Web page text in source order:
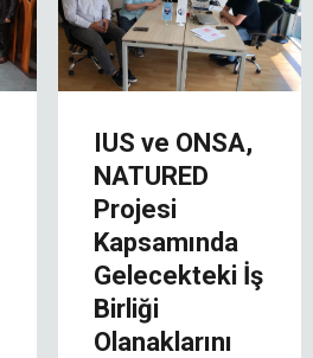
IUS ve ONSA,
NATURED
Projesi
Kapsamında
Gelecekteki İş
Birliği
Olanaklarını